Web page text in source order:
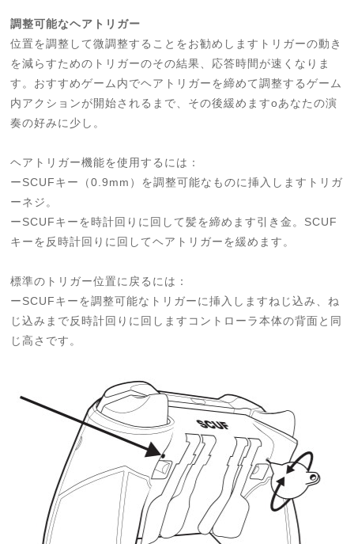
調整可能なヘアトリガー
位置を調整して微調整することをお勧めしますトリガーの動き
を減らすためのトリガーのその結果、応答時間が速くなりま
す。おすすめゲーム内でヘアトリガーを締めて調整するゲーム
内アクションが開始されるまで、その後緩めますoあなたの演
奏の好みに少し。
ヘアトリガー機能を使用するには：
ーSCUFキー（0.9mm）を調整可能なものに挿入しますトリガ
ーネジ。
ーSCUFキーを時計回りに回して髪を締めます引き金。SCUF
キーを反時計回りに回してヘアトリガーを緩めます。
標準のトリガー位置に戻るには：
ーSCUFキーを調整可能なトリガーに挿入しますねじ込み、ね
じ込みまで反時計回りに回しますコントローラ本体の背面と同
じ高さです。